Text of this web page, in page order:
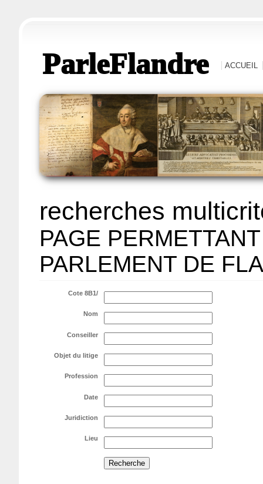
ParleFlandre ACCUEIL
recherches
PAGE
PARLEMENT DE
Cote 8B1/
Nom
Conseiller
Objet du litige
Profession
Date
Juridiction
Lieu